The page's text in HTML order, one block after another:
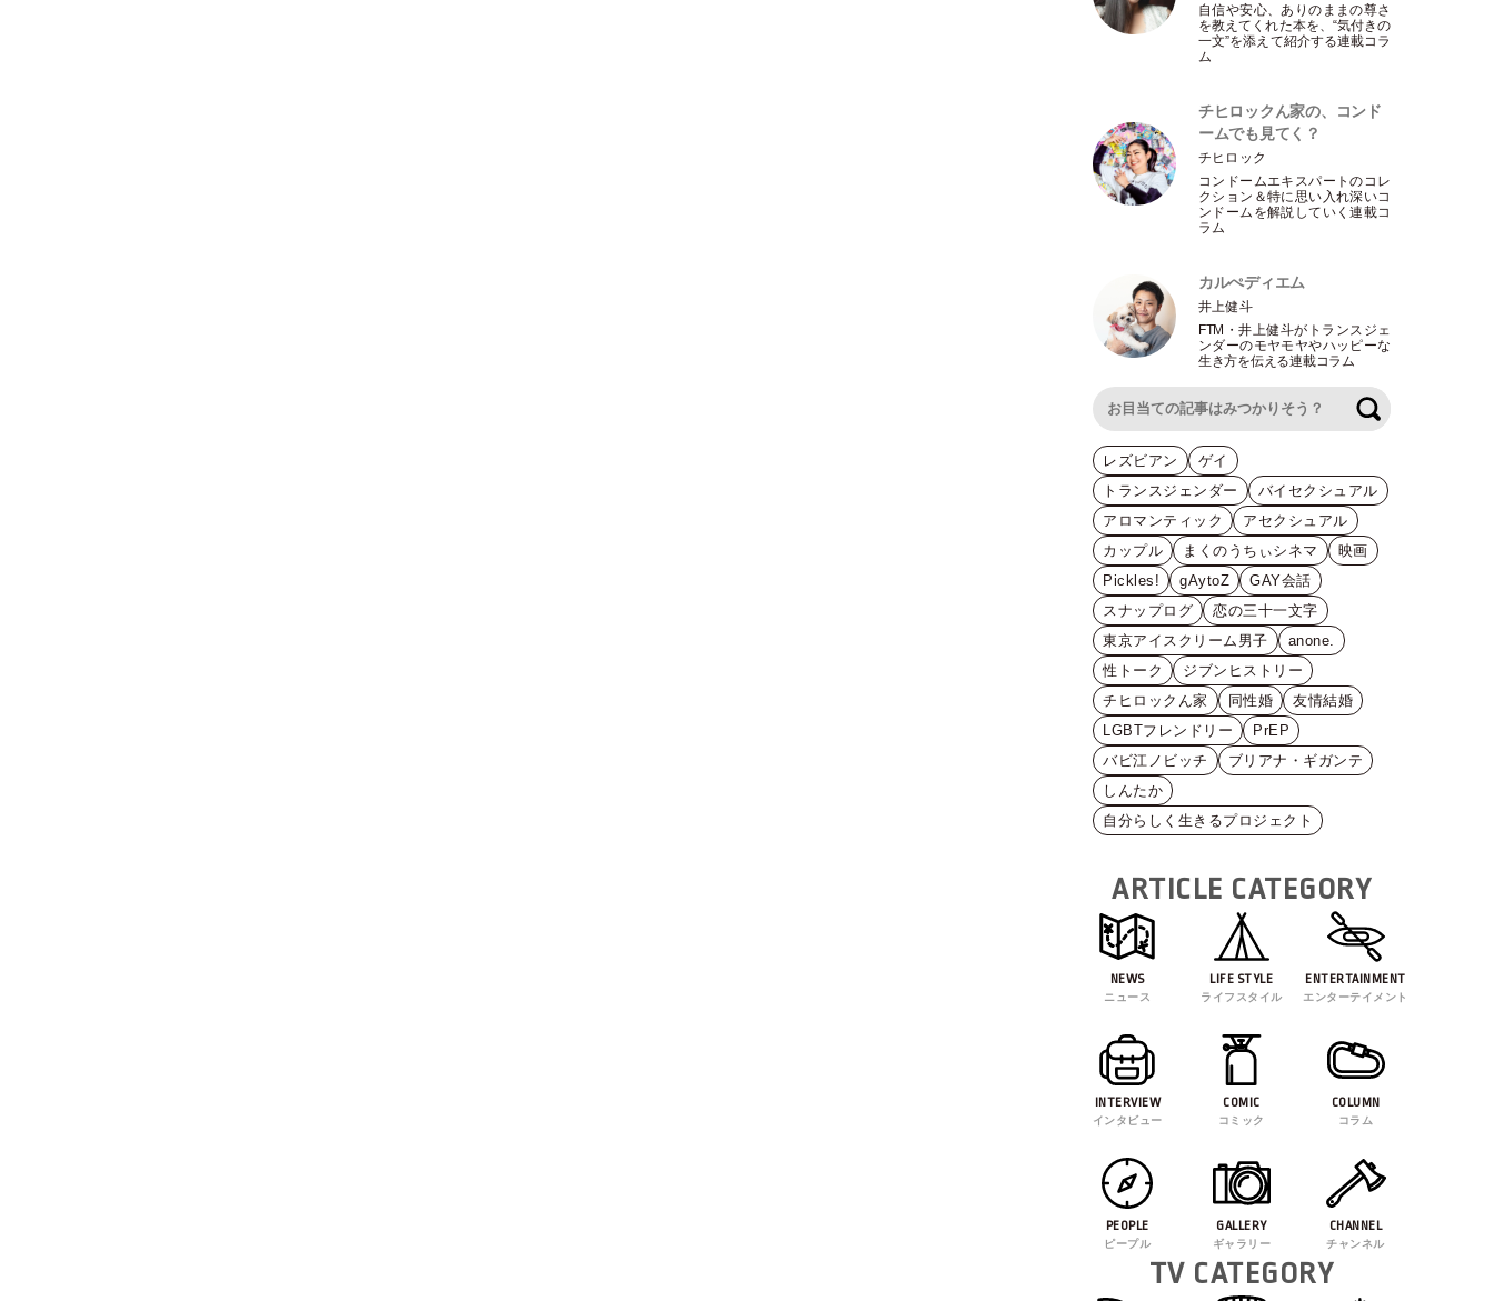
自信や安心、ありのままの尊さ
を教えてくれた本を、“気付きの
一文”を添えて紹介する連載コラ
ム
チヒロックん家の、コンド
ームでも見てく？
チヒロック
コンドームエキスパートのコレ
クション＆特に思い入れ深いコ
ンドームを解説していく連載コ
ラム
カルぺディエム
井上健斗
FTM ・井上健斗がトランスジェ
ンダーのモヤモヤやハッピーな
生き方を伝える連載コラム
レズビアン
ゲイ
トランスジェンダー
バイセクシュアル
アロマンティック
アセクシュアル
カップル
まくのうちぃシネマ
映画
Pickles!
gAytoZ
GAY会話
スナップログ
恋の三十一文字
東京アイスクリーム男子
anone.
性トーク
ジブンヒストリー
チヒロックん家
同性婚
友情結婚
LGBTフレンドリー
PrEP
バビ江ノビッチ
ブリアナ・ギガンテ
しんたか
自分らしく生きるプロジェクト
ARTICLE CATEGORY
NEWS
ニュース
LIFE STYLE
ライフスタイル
ENTERTAINMENT
エンターテイメント
INTERVIEW
インタビュー
COMIC
コミック
COLUMN
コラム
PEOPLE
ピープル
GALLERY
ギャラリー
CHANNEL
チャンネル
TV CATEGORY